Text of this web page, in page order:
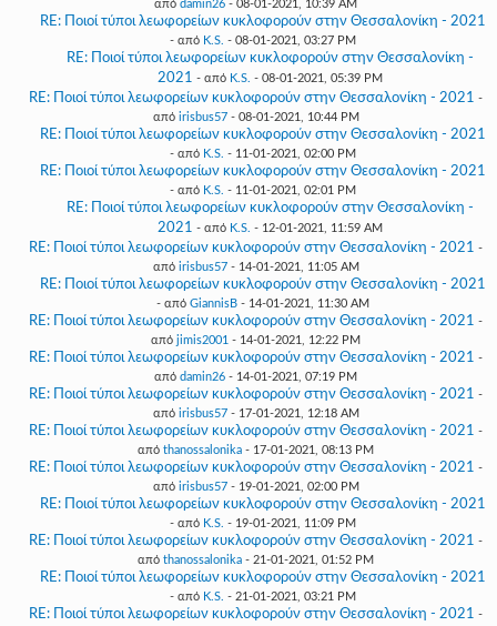
από damin26 - 08-01-2021, 10:39 AM
RE: Ποιοί τύποι λεωφορείων κυκλοφορούν στην Θεσσαλονίκη - 2021
- από K.S. - 08-01-2021, 03:27 PM
RE: Ποιοί τύποι λεωφορείων κυκλοφορούν στην Θεσσαλονίκη -
2021 - από K.S. - 08-01-2021, 05:39 PM
RE: Ποιοί τύποι λεωφορείων κυκλοφορούν στην Θεσσαλονίκη - 2021 -
από irisbus57- 08-01-2021, 10:44 PM
RE: Ποιοί τύποι λεωφορείων κυκλοφορούν στην Θεσσαλονίκη - 2021
- από K.S. - 11-01-2021, 02:00 PM
RE: Ποιοί τύποι λεωφορείων κυκλοφορούν στην Θεσσαλονίκη - 2021
- από K.S. - 11-01-2021, 02:01 PM
RE: Ποιοί τύποι λεωφορείων κυκλοφορούν στην Θεσσαλονίκη -
2021 - από K.S. - 12-01-2021, 11:59 AM
RE: Ποιοί τύποι λεωφορείων κυκλοφορούν στην Θεσσαλονίκη - 2021 -
από irisbus57- 14-01-2021, 11:05 AM
RE: Ποιοί τύποι λεωφορείων κυκλοφορούν στην Θεσσαλονίκη - 2021
- από GiannisB - 14-01-2021, 11:30 AM
RE: Ποιοί τύποι λεωφορείων κυκλοφορούν στην Θεσσαλονίκη - 2021 -
από jimis2001 - 14-01-2021, 12:22 PM
RE: Ποιοί τύποι λεωφορείων κυκλοφορούν στην Θεσσαλονίκη - 2021 -
από damin26 - 14-01-2021, 07:19 PM
RE: Ποιοί τύποι λεωφορείων κυκλοφορούν στην Θεσσαλονίκη - 2021 -
από irisbus57- 17-01-2021, 12:18 AM
RE: Ποιοί τύποι λεωφορείων κυκλοφορούν στην Θεσσαλονίκη - 2021 -
από thanossalonika - 17-01-2021, 08:13 PM
RE: Ποιοί τύποι λεωφορείων κυκλοφορούν στην Θεσσαλονίκη - 2021 -
από irisbus57- 19-01-2021, 02:00 PM
RE: Ποιοί τύποι λεωφορείων κυκλοφορούν στην Θεσσαλονίκη - 2021
- από K.S. - 19-01-2021, 11:09 PM
RE: Ποιοί τύποι λεωφορείων κυκλοφορούν στην Θεσσαλονίκη - 2021 -
από thanossalonika - 21-01-2021, 01:52 PM
RE: Ποιοί τύποι λεωφορείων κυκλοφορούν στην Θεσσαλονίκη - 2021
- από K.S. - 21-01-2021, 03:21 PM
RE: Ποιοί τύποι λεωφορείων κυκλοφορούν στην Θεσσαλονίκη - 2021 -